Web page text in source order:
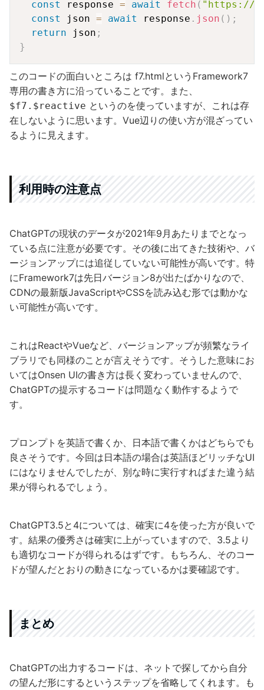
const response = await fetch ( "https://
const
json = await response . json ( ) ;
return json ;
}
このコードの面白いところは f7.htmlというFramework7
専用の書き方に沿っていることです。また、
$f7.$reactive というのを使っていますが、これは存
在しないように思います。Vue辺りの使い方が混ざってい
るように見えます。
利用時の注意点
ChatGPTの現状のデータが2021年9月あたりまでとなっ
ている点に注意が必要です。その後に出てきた技術や、バ
ージョンアップには追従していない可能性が高いです。特
にFramework7は先日バージョン8が出たばかりなので、
CDNの最新版JavaScriptやCSSを読み込む形では動かな
い可能性が高いです。
これはReactやVueなど、バージョンアップが頻繁なライ
ブラリでも同様のことが言えそうです。そうした意味にお
いてはOnsen UIの書き方は長く変わっていませんので、
ChatGPTの提示するコードは問題なく動作するようで
す。
プロンプトを英語で書くか、日本語で書くかはどちらでも
良さそうです。今回は日本語の場合は英語ほどリッチなUI
にはなりませんでしたが、別な時に実行すればまた違う結
果が得られるでしょう。
ChatGPT3.5と4については、確実に4を使った方が良いで
す。結果の優秀さは確実に上がっていますので、3.5より
も適切なコードが得られるはずです。もちろん、そのコー
ドが望んだとおりの動きになっているかは要確認です。
まとめ
ChatGPTの出力するコードは、ネットで探してから自分
の望んだ形にするというステップを省略してくれます。も